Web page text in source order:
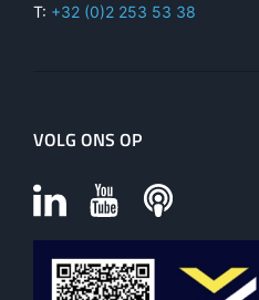
T: +32 (0)2 253 53 38
VOLG ONS OP